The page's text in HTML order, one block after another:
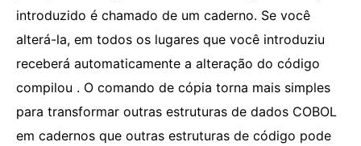
introduzido é chamado de um caderno. Se você
alterá-la, em todos os lugares que você introduziu
receberá automaticamente a alteração do código
compilou . O comando de cópia torna mais simples
para transformar outras estruturas de dados COBOL
em cadernos que outras estruturas de código pode